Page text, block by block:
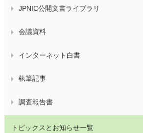
JPNIC公開文書ライブラリ
会議資料
インターネット白書
執筆記事
調査報告書
トピックスとお知らせ一覧